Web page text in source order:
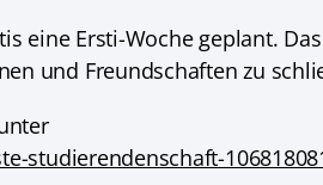
eine Ersti-Woche geplant.
und Freundschaften zu
studierendenschaft-